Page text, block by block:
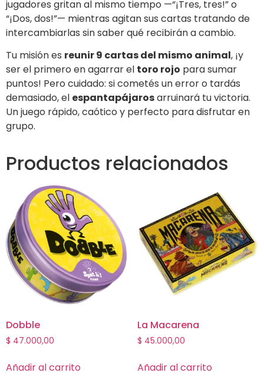
jugadores gritan al mismo tiempo —“¡Tres, tres!” o
“¡Dos, dos!”— mientras agitan sus cartas tratando de
intercambiarlas sin saber qué recibirán a cambio.
Tu misión es reunir 9 cartas del mismo animal, ¡y
ser el primero en agarrar el toro rojo para sumar
puntos! Pero cuidado: si cometés un error o tardás
demasiado, el espantapájarosarruinará tu victoria.
Un juego rápido, caótico y perfecto para disfrutar en
grupo.
Productos relacionados
Dobble
$ 47.000,00
Añadir al carrito
La Macarena
$ 45.000,00
Añadir al carrito